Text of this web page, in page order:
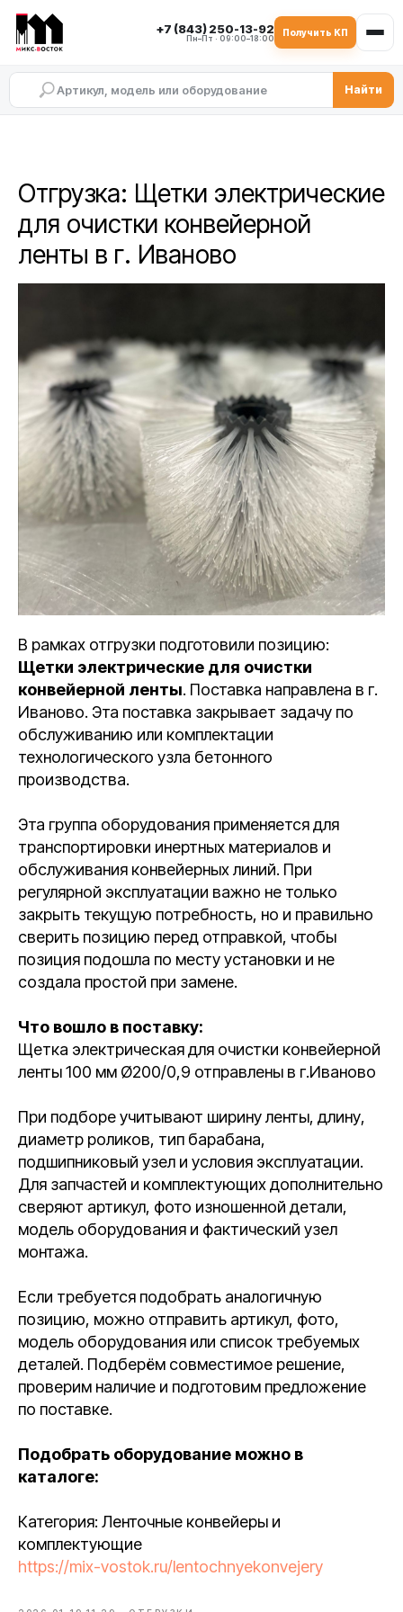
+7 (843) 250-13-92
Пн–Пт · 09:00–18:00
Получить КП
Найти
Отгрузка: Щетки электрические
для очистки конвейерной
ленты в г. Иваново
В рамках отгрузки подготовили позицию:
Щетки электрические для очистки
конвейерной ленты. Поставка направлена в г.
Иваново. Эта поставка закрывает задачу по
обслуживанию или комплектации
технологического узла бетонного
производства.
Эта группа оборудования применяется для
транспортировки инертных материалов и
обслуживания конвейерных линий. При
регулярной эксплуатации важно не только
закрыть текущую потребность, но и правильно
сверить позицию перед отправкой, чтобы
позиция подошла по месту установки и не
создала простой при замене.
Что вошло в поставку:
Щетка электрическая для очистки конвейерной
ленты 100 мм Ø200/0,9 отправлены в г.Иваново
При подборе учитывают ширину ленты, длину,
диаметр роликов, тип барабана,
подшипниковый узел и условия эксплуатации.
Для запчастей и комплектующих дополнительно
сверяют артикул, фото изношенной детали,
модель оборудования и фактический узел
монтажа.
Если требуется подобрать аналогичную
позицию, можно отправить артикул, фото,
модель оборудования или список требуемых
деталей. Подберём совместимое решение,
проверим наличие и подготовим предложение
по поставке.
Подобрать оборудование можно в
каталоге:
Категория: Ленточные конвейеры и
комплектующие
https://mix-vostok.ru/lentochnyekonvejery